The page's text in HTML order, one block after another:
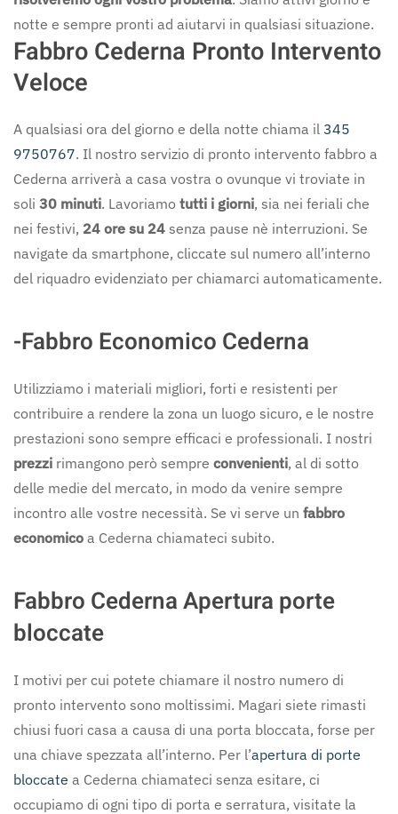
notte e sempre pronti ad aiutarvi in qualsiasi situazione.
Fabbro Cederna Pronto Intervento
Veloce
A qualsiasi ora del giorno e della notte chiama il 345
9750767. Il nostro servizio di pronto intervento fabbro a
Cederna arriverà a casa vostra o ovunque vi troviate in
soli 30 minuti. Lavoriamo tutti i giorni, sia nei feriali che
nei festivi, 24 ore su 24 senza pause nè interruzioni. Se
navigate da smartphone, cliccate sul numero all’interno
del riquadro evidenziato per chiamarci automaticamente.
-Fabbro Economico Cederna
Utilizziamo i materiali migliori, forti e resistenti per
contribuire a rendere la zona un luogo sicuro, e le nostre
prestazioni sono sempre efficaci e professionali. I nostri
prezzi rimangono però sempre convenienti, al di sotto
delle medie del mercato, in modo da venire sempre
incontro alle vostre necessità. Se vi serve un fabbro
economico a Cederna chiamateci subito.
Fabbro Cederna Apertura porte
bloccate
I motivi per cui potete chiamare il nostro numero di
pronto intervento sono moltissimi. Magari siete rimasti
chiusi fuori casa a causa di una porta bloccata, forse per
una chiave spezzata all’interno. Per l’apertura di porte
bloccate a Cederna chiamateci senza esitare, ci
occupiamo di ogni tipo di porta e serratura, visitate la